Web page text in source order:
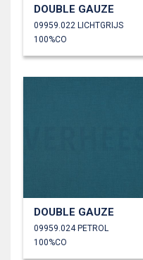
DOUBLE GAUZE
09959.022 LICHTGRIJS
100%CO
DOUBLE GAUZE
09959.024 PETROL
100%CO